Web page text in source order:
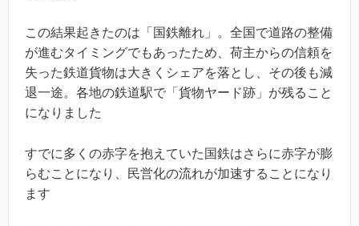
この結果起きたのは「国鉄離れ」。全国で道路の整備
が進むタイミングでもあったため、荷主からの信頼を
失った鉄道貨物は大きくシェアを落とし、その後も減
退一途。各地の鉄道駅で「貨物ヤード跡」が残ること
になりました
すでに多くの赤字を抱えていた国鉄はさらに赤字が膨
らむことになり、民営化の流れが加速することになり
ます